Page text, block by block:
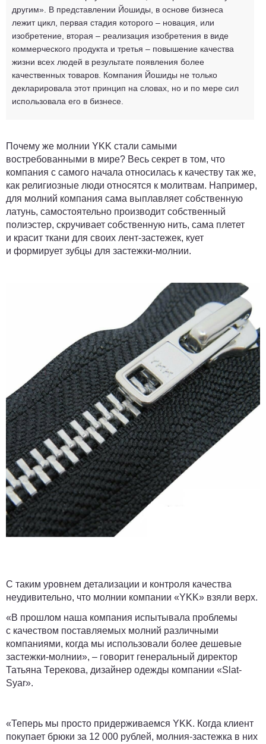
другим». В представлении Йошиды, в основе бизнеса
лежит цикл, первая стадия которого – новация, или
изобретение, вторая – реализация изобретения в виде
коммерческого продукта и третья – повышение качества
жизни всех людей в результате появления более
качественных товаров. Компания Йошиды не только
декларировала этот принцип на словах, но и по мере сил
использовала его в бизнесе.
Почему же молнии YKK стали самыми
востребованными в мире? Весь секрет в том, что
компания с самого начала относилась к качеству так же,
как религиозные люди относятся к молитвам. Например,
для молний компания сама выплавляет собственную
латунь, самостоятельно производит собственный
полиэстер, скручивает собственную нить, сама плетет
и красит ткани для своих лент-застежек, кует
и формирует зубцы для застежки-молнии.
С таким уровнем детализации и контроля качества
неудивительно, что молнии компании «YKK» взяли верх.
«В прошлом наша компания испытывала проблемы
с качеством поставляемых молний различными
компаниями, когда мы использовали более дешевые
застежки-молнии», – говорит генеральный директор
Татьяна Терекова, дизайнер одежды компании «Slat-
Syar».
«Теперь мы просто придерживаемся YKK. Когда клиент
покупает брюки за 12 000 рублей, молния-застежка в них